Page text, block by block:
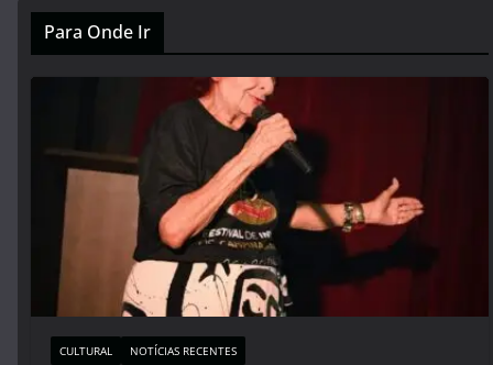
Para Onde Ir
CULTURAL NOTÍCIAS RECENTES